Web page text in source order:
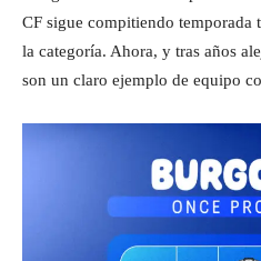
CF sigue compitiendo temporada
la categoría. Ahora, y tras años
son un claro ejemplo de equipo